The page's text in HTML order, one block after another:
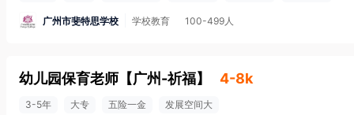
广州市斐特思学校 学校教育 100-499人
幼儿园保育老师 【广州-祈福】 4-8k
3-5年 大专 五险一金 发展空间大